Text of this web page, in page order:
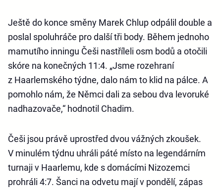
Ještě do konce směny Marek Chlup odpálil double a
poslal spoluhráče pro další tři body. Během jednoho
mamutího inningu Češi nastříleli osm bodů a otočili
skóre na konečných 11:4. „Jsme rozehraní
z Haarlemského týdne, dalo nám to klid na pálce. A
pomohlo nám, že Němci dali za sebou dva levoruké
nadhazovače,“ hodnotil Chadim.
Češi jsou právě uprostřed dvou vážných zkoušek.
V minulém týdnu uhráli páté místo na legendárním
turnaji v Haarlemu, kde s domácími Nizozemci
prohráli 4:7. Šanci na odvetu mají v pondělí, zápas